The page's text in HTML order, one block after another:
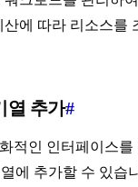
에 따라 리소스를
열 추가#
적인 인터페이스를
에 추가할 수 있습